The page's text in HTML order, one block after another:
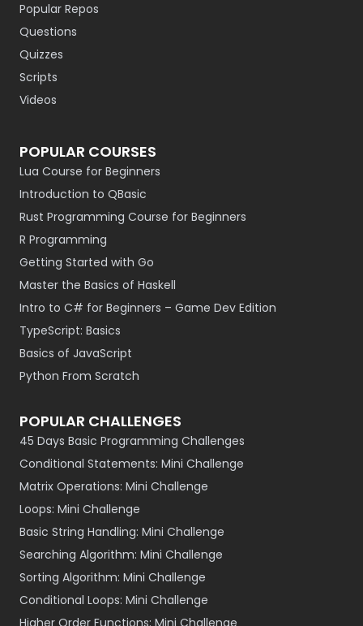
Popular Repos
Questions
Quizzes
Scripts
Videos
POPULAR COURSES
Lua Course for Beginners
Introduction to QBasic
Rust Programming Course for Beginners
R Programming
Getting Started with Go
Master the Basics of Haskell
Intro to C# for Beginners – Game Dev Edition
TypeScript: Basics
Basics of JavaScript
Python From Scratch
POPULAR CHALLENGES
45 Days Basic Programming Challenges
Conditional Statements: Mini Challenge
Matrix Operations: Mini Challenge
Loops: Mini Challenge
Basic String Handling: Mini Challenge
Searching Algorithm: Mini Challenge
Sorting Algorithm: Mini Challenge
Conditional Loops: Mini Challenge
Higher Order Functions: Mini Challenge